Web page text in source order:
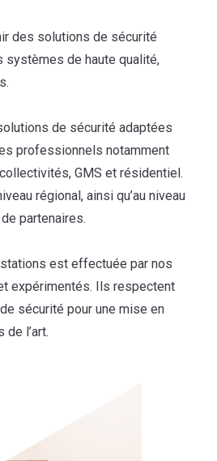
des solutions de sécurité
systèmes de haute qualité,
de sécurité adaptées
professionnels notamment
GMS et résidentiel.
régional, ainsi qu’au niveau
partenaires.
est effectuée par nos
expérimentés. Ils respectent
sécurité pour une mise en
l’art.